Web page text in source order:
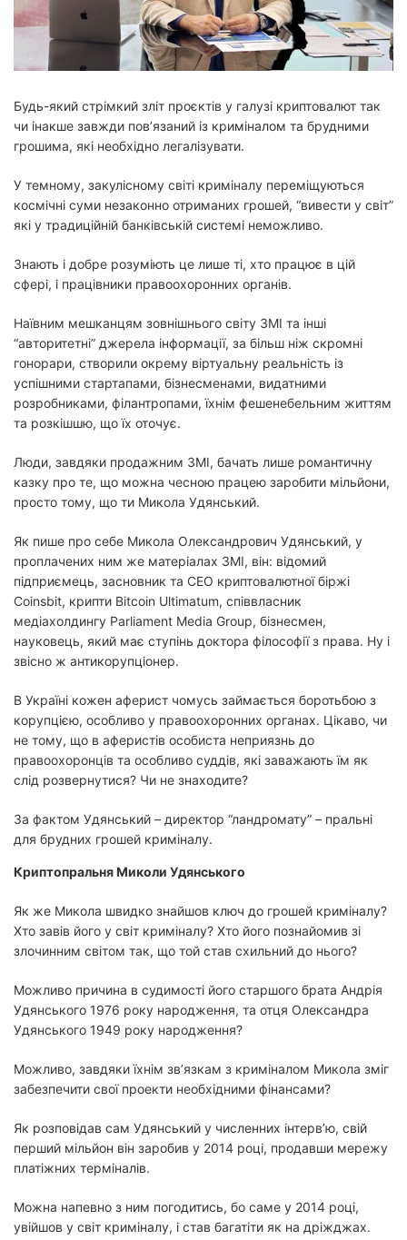
ч
а
с
ч
н
н
я
Будь-який стрімкий зліт проєктів у галузі криптовалют так
чи інакше завжди пов’язаний із криміналом та брудними
грошима, які необхідно легалізувати.
У темному, закулісному світі криміналу переміщуються
космічні суми незаконно отриманих грошей, “вивести у світ”
які у традиційній банківській системі неможливо.
Знають і добре розуміють це лише ті, хто працює в цій
сфері, і працівники правоохоронних органів.
Наївним мешканцям зовнішнього світу ЗМІ та інші
“авторитетні” джерела інформації, за більш ніж скромні
гонорари, створили окрему віртуальну реальність із
успішними стартапами, бізнесменами, видатними
розробниками, філантропами, їхнім фешенебельним життям
та розкішшю, що їх оточує.
Люди, завдяки продажним ЗМІ, бачать лише романтичну
казку про те, що можна чесною працею заробити мільйони,
просто тому, що ти Микола Удянський.
Як пише про себе Микола Олександрович Удянський, у
проплачених ним же матеріалах ЗМІ, він: відомий
підприємець, засновник та СЕО криптовалютної біржі
Coinsbit, крипти Bitcoin Ultimatum, співвласник
медіахолдингу Parliament Media Group, бізнесмен,
науковець, який має ступінь доктора філософії з права. Ну і
звісно ж антикорупціонер.
В Україні кожен аферист чомусь займається боротьбою з
корупцією, особливо у правоохоронних органах. Цікаво, чи
не тому, що в аферистів особиста неприязнь до
правоохоронців та особливо суддів, які заважають їм як
слід розвернутися? Чи не знаходите?
За фактом Удянський – директор “ландромату” – пральні
для брудних грошей криміналу.
Криптопральня Миколи Удянського
Як же Микола швидко знайшов ключ до грошей криміналу?
Хто завів його у світ криміналу? Хто його познайомив зі
злочинним світом так, що той став схильний до нього?
Можливо причина в судимості його старшого брата Андрія
Удянського 1976 року народження, та отця Олександра
Удянського 1949 року народження?
Можливо, завдяки їхнім зв’язкам з криміналом Микола зміг
забезпечити свої проекти необхідними фінансами?
Як розповідав сам Удянський у численних інтерв’ю, свій
перший мільйон він заробив у 2014 році, продавши мережу
платіжних терміналів.
Можна напевно з ним погодитись, бо саме у 2014 році,
увійшов у світ криміналу, і став багатіти як на дріжджах.